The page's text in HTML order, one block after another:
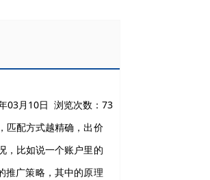
03月10日 浏览次数： 73
匹配方式越精确，出价
，比如说一个账户里的
推广策略，其中的原理